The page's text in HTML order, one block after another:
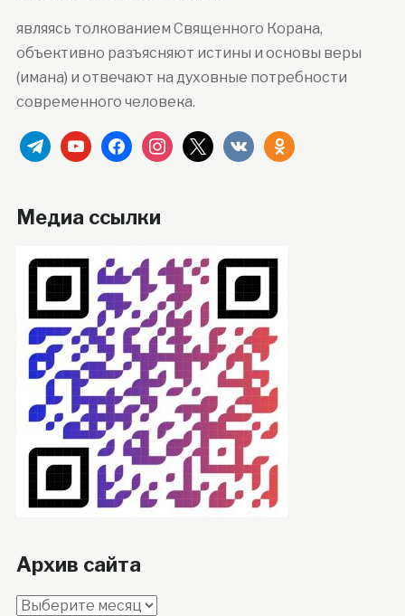
являясь толкованием Священного Корана,
объективно разъясняют истины и основы веры
(имана) и отвечают на духовные потребности
современного человека.
telegramyoutubefacebookinstagram
x vkontakteodnoklassniki
Медиа ссылки
Архив сайта
Архив